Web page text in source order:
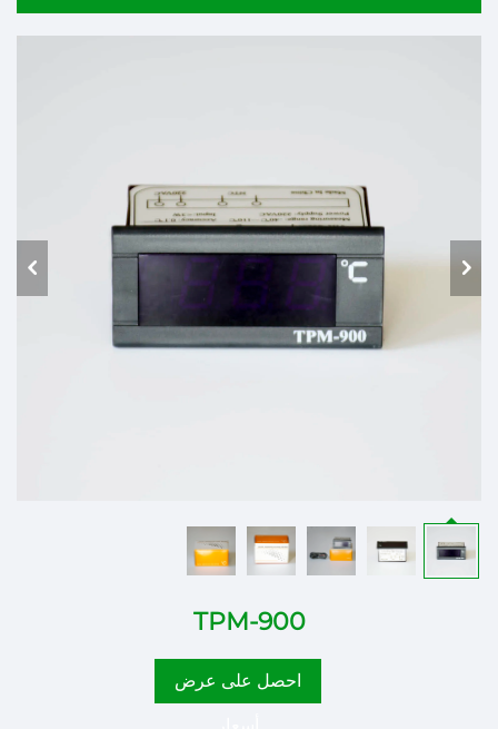
TPM-900
احصل على عرض